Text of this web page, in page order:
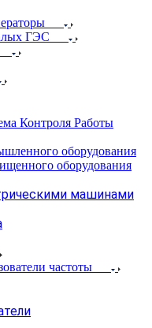
ГЭС
Контроля Работы
оборудования
оборудования
машинами
частоты